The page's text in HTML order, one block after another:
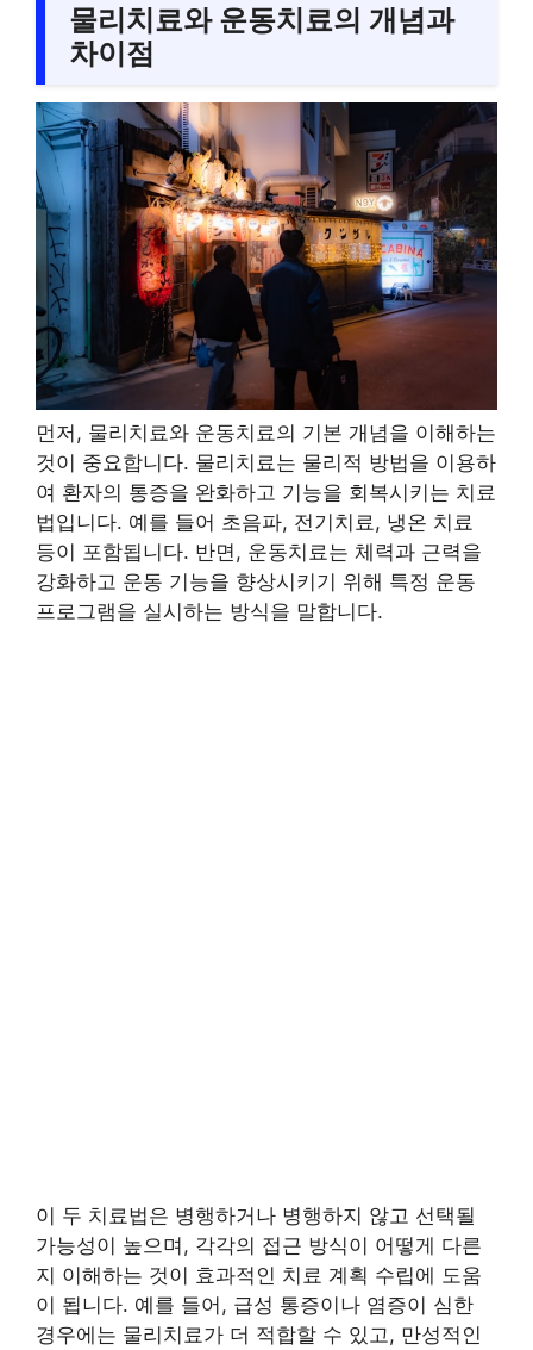
물리치료와 운동치료의 개념과
차이점
먼저, 물리치료와 운동치료의 기본 개념을 이해하는
것이 중요합니다. 물리치료는 물리적 방법을 이용하
여 환자의 통증을 완화하고 기능을 회복시키는 치료
법입니다. 예를 들어 초음파, 전기치료, 냉온 치료
등이 포함됩니다. 반면, 운동치료는 체력과 근력을
강화하고 운동 기능을 향상시키기 위해 특정 운동
프로그램을 실시하는 방식을 말합니다.
이 두 치료법은 병행하거나 병행하지 않고 선택될
가능성이 높으며, 각각의 접근 방식이 어떻게 다른
지 이해하는 것이 효과적인 치료 계획 수립에 도움
이 됩니다. 예를 들어, 급성 통증이나 염증이 심한
경우에는 물리치료가 더 적합할 수 있고, 만성적인